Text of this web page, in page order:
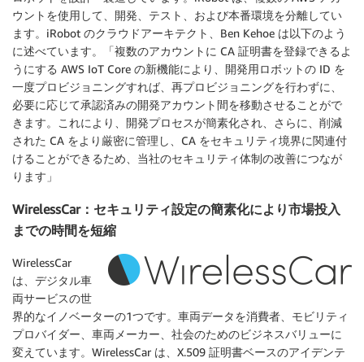
ウントを使用して、開発、テスト、および本番環境を分離してい
ます。iRobot のクラウドアーキテクト、Ben Kehoe は以下のよう
に述べています。「複数のアカウントに CA 証明書を登録できるよ
うにする AWS IoT Core の新機能により、開発用ロボットの ID を
一度プロビジョニングすれば、再プロビジョニングを行わずに、
必要に応じて承認済みの開発アカウント間を移動させることがで
きます。これにより、開発プロセスが簡素化され、さらに、削減
された CA をより厳密に管理し、CA をセキュリティ境界に関連付
けることができるため、当社のセキュリティ体制の改善につなが
ります」
WirelessCar：セキュリティ設定の簡素化により市場投入
までの時間を短縮
WirelessCar
は、デジタル車
両サービスの世
界的なイノベーターの1つです。車両データを消費者、モビリティ
プロバイダー、車両メーカー、社会のためのビジネスバリューに
変えています。WirelessCar は、X.509 証明書ベースのアイデンテ